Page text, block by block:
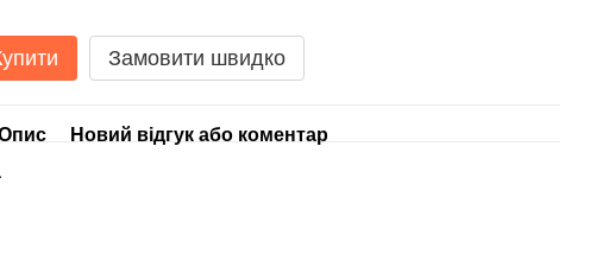
Замовити швидко
Новий відгук або коментар